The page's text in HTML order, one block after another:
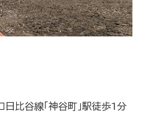
日比谷線「神谷町」駅徒歩1分